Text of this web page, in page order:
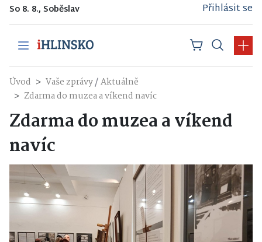
So 8. 8., Soběslav Přihlásit se
Úvod Vaše zprávy/Aktuálně
Zdarma do muzea a víkend navíc
Zdarma do muzea a víkend
navíc